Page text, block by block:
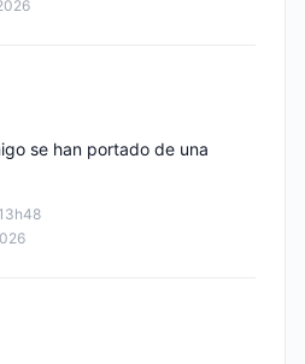
se han portado de una